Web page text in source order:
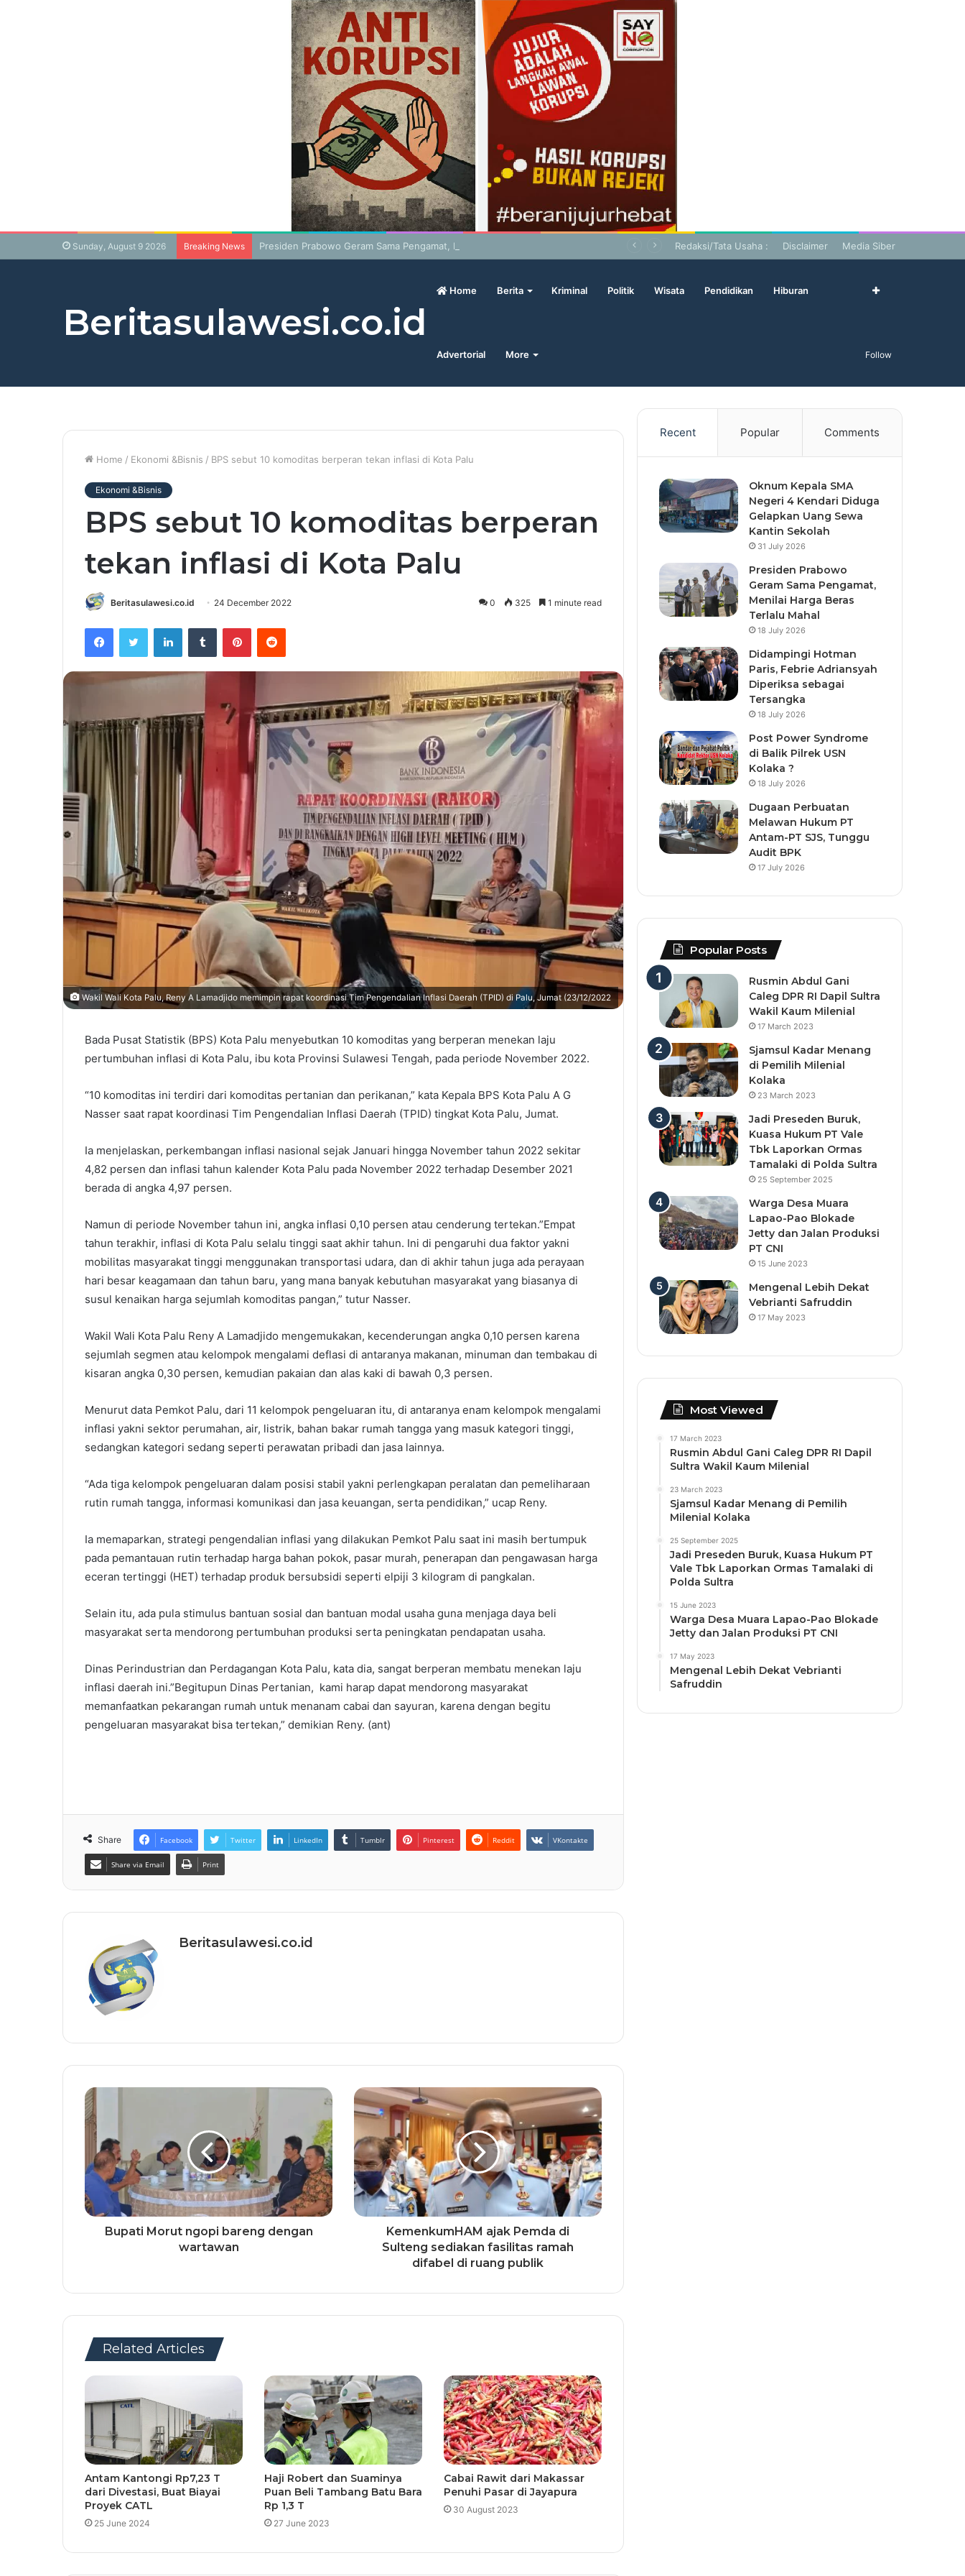
Sunday, August 9 2026 Breaking News Presiden Prabowo Geram Sama Pengamat, Menilai Harga Beras Terlalu Mahal Redaksi/Tata Usaha : Disclaimer Media Siber
Beritasulawesi.co.id
Home Berita Kriminal Politik Wisata Pendidikan Hiburan
Advertorial More Follow
Home / Ekonomi &Bisnis / BPS sebut 10 komoditas berperan tekan inflasi di Kota Palu
Ekonomi &Bisnis
BPS sebut 10 komoditas berperan
tekan inflasi di Kota Palu
Beritasulawesi.co.id 24 December 2022 0 325 1 minute read
Wakil Wali Kota Palu, Reny A Lamadjido memimpin rapat koordinasi Tim Pengendalian Inflasi Daerah (TPID) di Palu, Jumat (23/12/2022
Bada Pusat Statistik (BPS) Kota Palu menyebutkan 10 komoditas yang berperan menekan laju
pertumbuhan inflasi di Kota Palu, ibu kota Provinsi Sulawesi Tengah, pada periode November 2022.
“10 komoditas ini terdiri dari komoditas pertanian dan perikanan,” kata Kepala BPS Kota Palu A G
Nasser saat rapat koordinasi Tim Pengendalian Inflasi Daerah (TPID) tingkat Kota Palu, Jumat.
Ia menjelaskan, perkembangan inflasi nasional sejak Januari hingga November tahun 2022 sekitar
4,82 persen dan inflasi tahun kalender Kota Palu pada November 2022 terhadap Desember 2021
berada di angka 4,97 persen.
Namun di periode November tahun ini, angka inflasi 0,10 persen atau cenderung tertekan.”Empat
tahun terakhir, inflasi di Kota Palu selalu tinggi saat akhir tahun. Ini di pengaruhi dua faktor yakni
mobilitas masyarakat tinggi menggunakan transportasi udara, dan di akhir tahun juga ada perayaan
hari besar keagamaan dan tahun baru, yang mana banyak kebutuhan masyarakat yang biasanya di
susul kenaikan harga sejumlah komoditas pangan,” tutur Nasser.
Wakil Wali Kota Palu Reny A Lamadjido mengemukakan, kecenderungan angka 0,10 persen karena
sejumlah segmen atau kelompok mengalami deflasi di antaranya makanan, minuman dan tembakau di
kisaran angka 0,30 persen, kemudian pakaian dan alas kaki di bawah 0,3 persen.
Menurut data Pemkot Palu, dari 11 kelompok pengeluaran itu, di antaranya enam kelompok mengalami
inflasi yakni sektor perumahan, air, listrik, bahan bakar rumah tangga yang masuk kategori tinggi,
sedangkan kategori sedang seperti perawatan pribadi dan jasa lainnya.
“Ada tiga kelompok pengeluaran dalam posisi stabil yakni perlengkapan peralatan dan pemeliharaan
rutin rumah tangga, informasi komunikasi dan jasa keuangan, serta pendidikan,” ucap Reny.
Ia memaparkan, strategi pengendalian inflasi yang dilakukan Pemkot Palu saat ini masih bertumpuk
pada pemantauan rutin terhadap harga bahan pokok, pasar murah, penerapan dan pengawasan harga
eceran tertinggi (HET) terhadap produk bersubsidi seperti elpiji 3 kilogram di pangkalan.
Selain itu, ada pula stimulus bantuan sosial dan bantuan modal usaha guna menjaga daya beli
masyarakat serta mendorong pertumbuhan produksi serta peningkatan pendapatan usaha.
Dinas Perindustrian dan Perdagangan Kota Palu, kata dia, sangat berperan membatu menekan laju
inflasi daerah ini.”Begitupun Dinas Pertanian, kami harap dapat mendorong masyarakat
memanfaatkan pekarangan rumah untuk menanam cabai dan sayuran, karena dengan begitu
pengeluaran masyarakat bisa tertekan,” demikian Reny. (ant)
Share Facebook Twitter LinkedIn Tumblr Pinterest Reddit VKontakte
Share via Email Print
Beritasulawesi.co.id
Bupati Morut ngopi bareng dengan
wartawan
KemenkumHAM ajak Pemda di
Sulteng sediakan fasilitas ramah
difabel di ruang publik
Related Articles
Antam Kantongi Rp7,23 T
dari Divestasi, Buat Biayai
Proyek CATL
25 June 2024
Haji Robert dan Suaminya
Puan Beli Tambang Batu Bara
Rp 1,3 T
27 June 2023
Cabai Rawit dari Makassar
Penuhi Pasar di Jayapura
30 August 2023
Recent Popular Comments
Oknum Kepala SMA
Negeri 4 Kendari Diduga
Gelapkan Uang Sewa
Kantin Sekolah
31 July 2026
Presiden Prabowo
Geram Sama Pengamat,
Menilai Harga Beras
Terlalu Mahal
18 July 2026
Didampingi Hotman
Paris, Febrie Adriansyah
Diperiksa sebagai
Tersangka
18 July 2026
Post Power Syndrome
di Balik Pilrek USN
Kolaka ?
18 July 2026
Dugaan Perbuatan
Melawan Hukum PT
Antam-PT SJS, Tunggu
Audit BPK
17 July 2026
Popular Posts
Rusmin Abdul Gani
Caleg DPR RI Dapil Sultra
Wakil Kaum Milenial
17 March 2023
Sjamsul Kadar Menang
di Pemilih Milenial
Kolaka
23 March 2023
Jadi Preseden Buruk,
Kuasa Hukum PT Vale
Tbk Laporkan Ormas
Tamalaki di Polda Sultra
25 September 2025
Warga Desa Muara
Lapao-Pao Blokade
Jetty dan Jalan Produksi
PT CNI
15 June 2023
Mengenal Lebih Dekat
Vebrianti Safruddin
17 May 2023
Most Viewed
17 March 2023
Rusmin Abdul Gani Caleg DPR RI Dapil
Sultra Wakil Kaum Milenial
23 March 2023
Sjamsul Kadar Menang di Pemilih
Milenial Kolaka
25 September 2025
Jadi Preseden Buruk, Kuasa Hukum PT
Vale Tbk Laporkan Ormas Tamalaki di
Polda Sultra
15 June 2023
Warga Desa Muara Lapao-Pao Blokade
Jetty dan Jalan Produksi PT CNI
17 May 2023
Mengenal Lebih Dekat Vebrianti
Safruddin